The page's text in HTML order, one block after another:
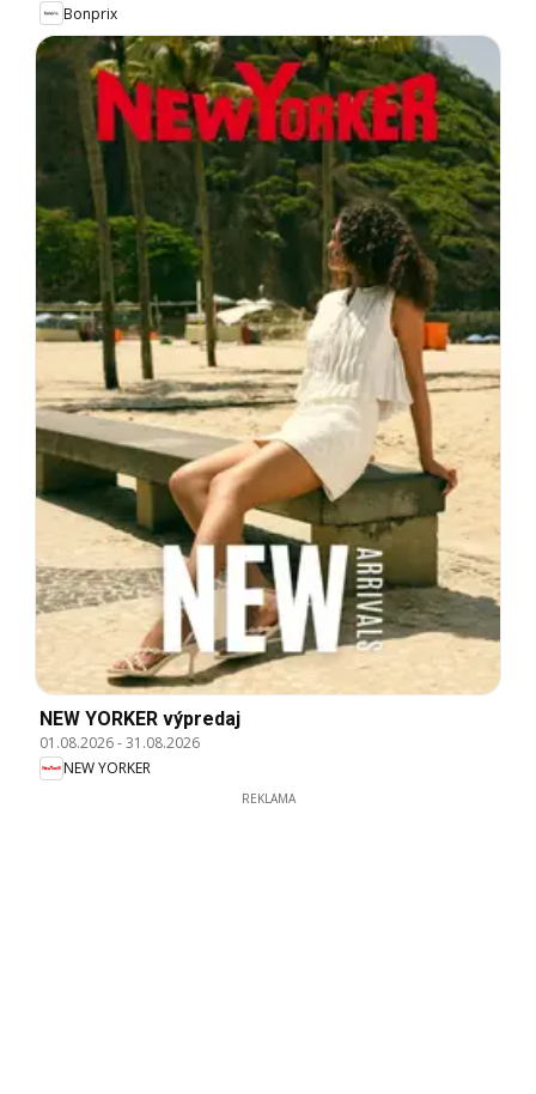
Bonprix
NEW YORKER výpredaj
01.08.2026-31.08.2026
NEW YORKER
REKLAMA